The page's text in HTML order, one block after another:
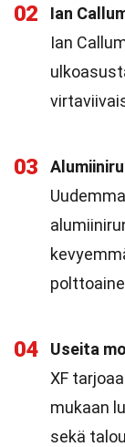
02
Ian
Ian
03
04
Useita
XF
mukaan
sekä